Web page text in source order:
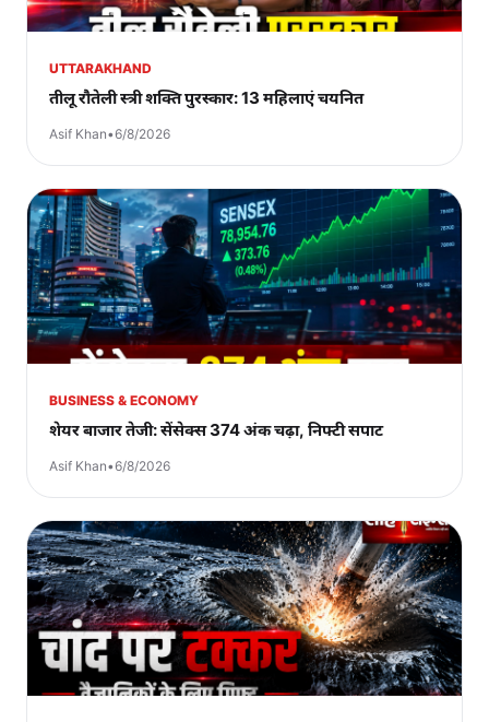
UTTARAKHAND
तीलू रौतेली स्त्री शक्ति पुरस्कार: 13 महिलाएं चयनित
Asif Khan•6/8/2026
BUSINESS & ECONOMY
शेयर बाजार तेजी: सेंसेक्स 374 अंक चढ़ा, निफ्टी सपाट
Asif Khan•6/8/2026